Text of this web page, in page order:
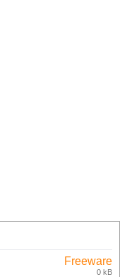
Freeware
0 kB